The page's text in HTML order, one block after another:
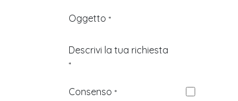
Oggetto *
Descrivi la tua richiesta
*
Consenso *